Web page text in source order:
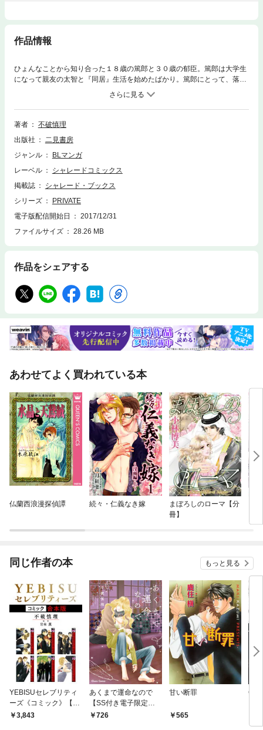
作品情報
ひょんなことから知り合った１８歳の篤郎と３０歳の郁臣。篤郎は大学生
になって親友の太智と『同居』生活を始めたばかり。篤郎にとって、落ち
込めばなぐさめてくれる郁臣のところは格好の〈避難場所〉だった
が……。年の差カップルが繰り広げるアブナイ恋の話。
著者
不破慎理
出版社
二見書房
ジャンル
BLマンガ
レーベル
シャレードコミックス
掲載誌
シャレード・ブックス
シリーズ
PRIVATE
電子版配信開始日
2017/12/31
ファイルサイズ
28.26 MB
作品をシェアする
あわせてよく買われている本
仏蘭西浪漫探偵譚 続々・仁義なき嫁
まぼろしのローマ【分
冊】
同じ作者の本 もっと見る
YEBISUセレブリティ
ーズ《コミック》【合
本版】
3,843
あくまで運命なので
【SS付き電子限定
版】726
甘い断罪
565